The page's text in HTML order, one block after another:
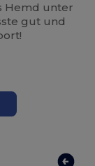
Hemd unter
gut und